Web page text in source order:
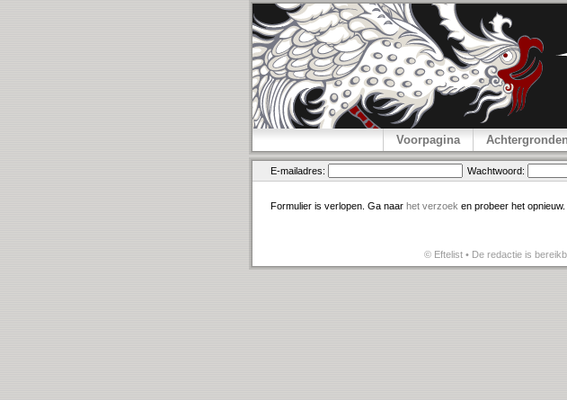
Voorpagina Achtergronden
E-mailadres: Wachtwoord:
Formulier is verlopen. Ga naar het verzoek en probeer het opnieuw.
© Eftelist • De redactie is